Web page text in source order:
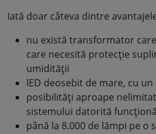
Iată doar câteva dintre
nu există transformator
care necesită protecție
umidității
lED deosebit de mare, cu
posibilități aproape
sistemului datorită
până la 8.000 de lămpi pe o